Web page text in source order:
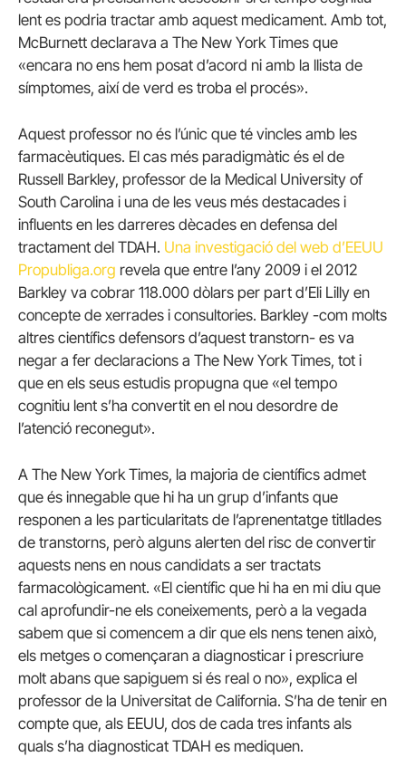
lent es podria tractar amb aquest medicament. Amb tot,
McBurnett declarava a The New York Times que
«encara no ens hem posat d’acord ni amb la llista de
símptomes, així de verd es troba el procés».
Aquest professor no és l’únic que té vincles amb les
farmacèutiques. El cas més paradigmàtic és el de
Russell Barkley, professor de la Medical University of
South Carolina i una de les veus més destacades i
influents en les darreres dècades en defensa del
tractament del TDAH. Una investigació del web d’EEUU
Propubliga.org revela que entre l’any 2009 i el 2012
Barkley va cobrar 118.000 dòlars per part d’Eli Lilly en
concepte de xerrades i consultories. Barkley -com molts
altres científics defensors d’aquest transtorn- es va
negar a fer declaracions a The New York Times, tot i
que en els seus estudis propugna que «el tempo
cognitiu lent s’ha convertit en el nou desordre de
l’atenció reconegut».
A The New York Times, la majoria de científics admet
que és innegable que hi ha un grup d’infants que
responen a les particularitats de l’aprenentatge titllades
de transtorns, però alguns alerten del risc de convertir
aquests nens en nous candidats a ser tractats
farmacològicament. «El científic que hi ha en mi diu que
cal aprofundir-ne els coneixements, però a la vegada
sabem que si comencem a dir que els nens tenen això,
els metges o començaran a diagnosticar i prescriure
molt abans que sapiguem si és real o no», explica el
professor de la Universitat de California. S’ha de tenir en
compte que, als EEUU, dos de cada tres infants als
quals s’ha diagnosticat TDAH es mediquen.